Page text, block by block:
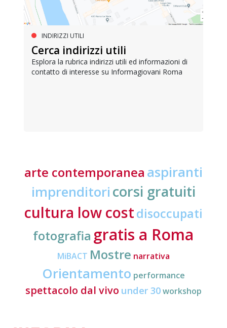
INDIRIZZI UTILI
Cerca indirizzi utili
Esplora la rubrica indirizzi utili ed informazioni di
contatto di interesse su Informagiovani Roma
arte contemporanea aspiranti
imprenditori corsi gratuiti
cultura low costdisoccupati
fotografia gratis a Roma
MiBACT Mostre narrativa
Orientamento performance
spettacolo dal vivo under 30workshop